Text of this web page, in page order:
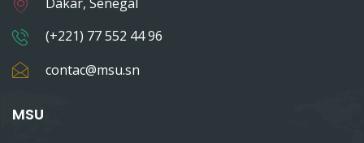
(+221) 77 552 44 96
contac@msu.sn
MSU